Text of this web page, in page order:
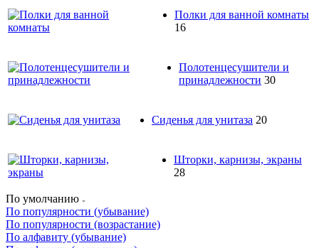
Полки для ванной комнаты
16
Полотенцесушители и
принадлежности 30
Сиденья для унитаза 20
Шторки, карнизы, экраны
28
По умолчанию
По популярности (убывание)
По популярности (возрастание)
По алфавиту (убывание)